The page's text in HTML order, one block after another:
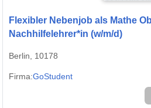
Flexibler Nebenjob als Mathe
Nachhilfelehrer*in (w/m/d)
Berlin, 10178
Firma:GoStudent